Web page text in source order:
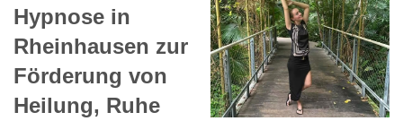
Hypnose in
Rheinhausen zur
Förderung von
Heilung, Ruhe